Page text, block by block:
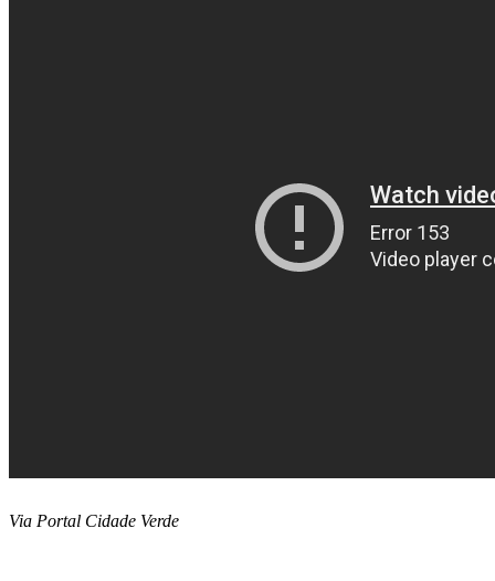
Via Portal Cidade Verde